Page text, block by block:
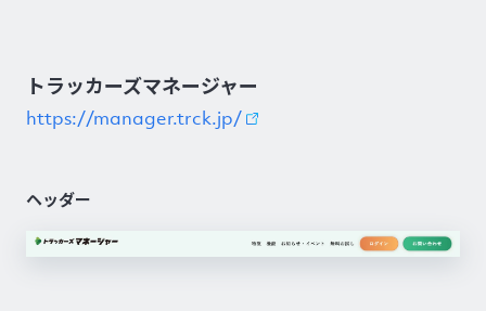
トラッカーズマネージャー
https://manager.trck.jp/
ヘッダー